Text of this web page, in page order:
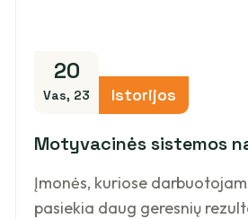
20
Vas, 23 Istorijos
Motyvacinės sistemos
Įmonės, kuriose
pasiekia daug geresnių